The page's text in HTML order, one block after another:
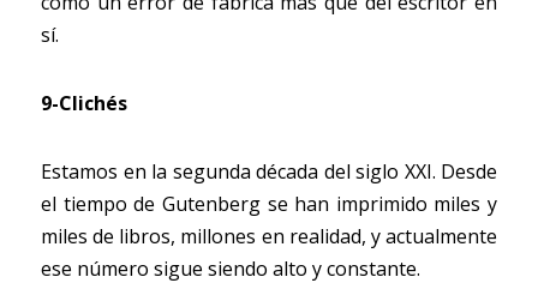
sí.
9-Clichés
Estamos en la segunda década del siglo XXI. Desde
el tiempo de Gutenberg se han imprimido miles y
miles de libros, millones en realidad, y actualmente
ese número sigue siendo alto y constante.